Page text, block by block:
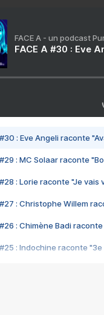
FACE A - un podcast
FACE A #30 : Eve
#30 : Eve Angeli raconte
#29 : MC Solaar raconte
#28 : Lorie raconte "Je vais
#27 : Christophe Willem
#26 : Chimène Badi
#25 : Indochine raconte